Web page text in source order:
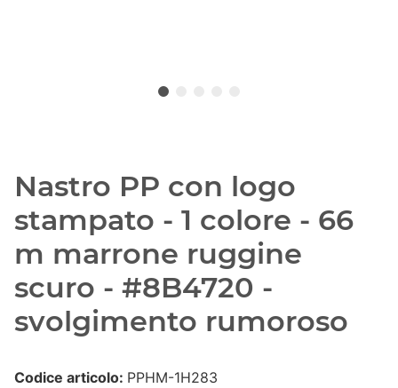
Nastro PP con logo
stampato - 1 colore - 66
m marrone ruggine
scuro - #8B4720 -
svolgimento rumoroso
Codice articolo: PPHM-1H283